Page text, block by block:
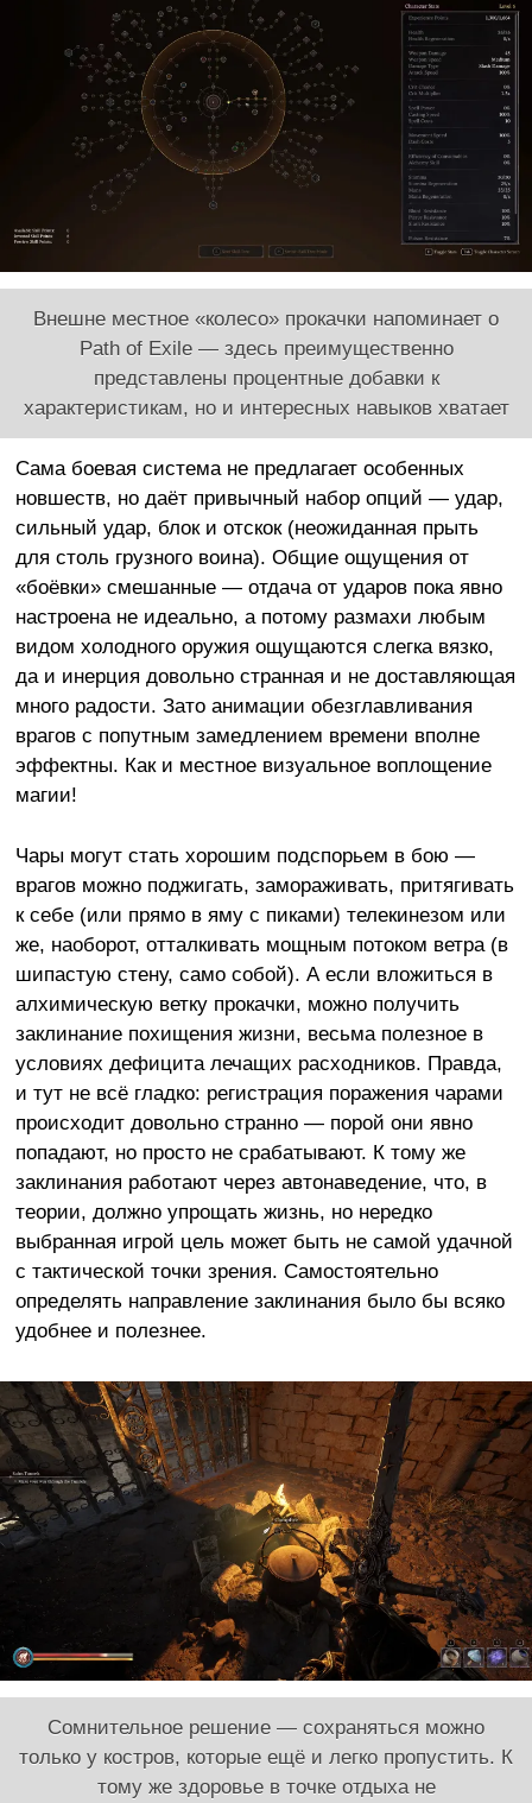
Внешне местное «колесо» прокачки напоминает о
Path of Exile — здесь преимущественно
представлены процентные добавки к
характеристикам, но и интересных навыков хватает
Сама боевая система не предлагает особенных
новшеств, но даёт привычный набор опций — удар,
сильный удар, блок и отскок (неожиданная прыть
для столь грузного воина). Общие ощущения от
«боёвки» смешанные — отдача от ударов пока явно
настроена не идеально, а потому размахи любым
видом холодного оружия ощущаются слегка вязко,
да и инерция довольно странная и не доставляющая
много радости. Зато анимации обезглавливания
врагов с попутным замедлением времени вполне
эффектны. Как и местное визуальное воплощение
магии!
Чары могут стать хорошим подспорьем в бою —
врагов можно поджигать, замораживать, притягивать
к себе (или прямо в яму с пиками) телекинезом или
же, наоборот, отталкивать мощным потоком ветра (в
шипастую стену, само собой). А если вложиться в
алхимическую ветку прокачки, можно получить
заклинание похищения жизни, весьма полезное в
условиях дефицита лечащих расходников. Правда,
и тут не всё гладко: регистрация поражения чарами
происходит довольно странно — порой они явно
попадают, но просто не срабатывают. К тому же
заклинания работают через автонаведение, что, в
теории, должно упрощать жизнь, но нередко
выбранная игрой цель может быть не самой удачной
с тактической точки зрения. Самостоятельно
определять направление заклинания было бы всяко
удобнее и полезнее.
Сомнительное решение — сохраняться можно
только у костров, которые ещё и легко пропустить. К
тому же здоровье в точке отдыха не